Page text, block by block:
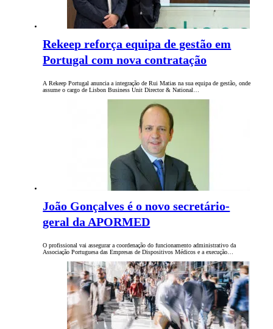
Rekeep reforça equipa de gestão em
Portugal com nova contratação
A Rekeep Portugal anuncia a integração de Rui Matias na sua equipa de gestão, onde
assume o cargo de Lisbon Business Unit Director & National…
João Gonçalves é o novo secretário-
geral da APORMED
O profissional vai assegurar a coordenação do funcionamento administrativo da
Associação Portuguesa das Empresas de Dispositivos Médicos e a execução…